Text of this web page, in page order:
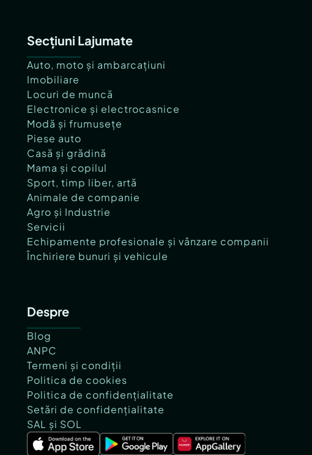
Secțiuni Lajumate
Auto, moto și ambarcațiuni
Imobiliare
Locuri de muncă
Electronice și electrocasnice
Modă și frumusețe
Piese auto
Casă și grădină
Mama și copilul
Sport, timp liber, artă
Animale de companie
Agro și Industrie
Servicii
Echipamente profesionale și vânzare companii
Închiriere bunuri și vehicule
Despre
Blog
ANPC
Termeni și condiții
Politica de cookies
Politica de confidențialitate
Setări de confidențialitate
SAL și SOL